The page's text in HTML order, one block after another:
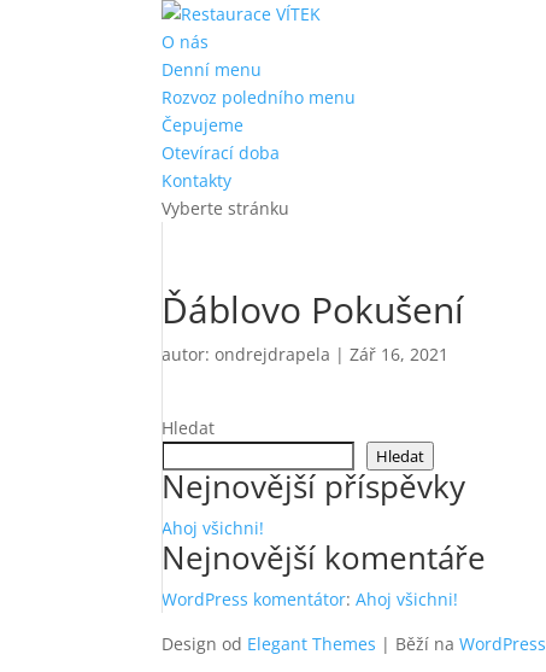
O nás
Denní menu
Rozvoz poledního menu
Čepujeme
Otevírací doba
Kontakty
Vyberte stránku
Ďáblovo Pokušení
autor:ondrejdrapela |Zář 16, 2021
Hledat
Hledat
Nejnovější příspěvky
Ahoj všichni!
Nejnovější komentáře
WordPress komentátor:Ahoj všichni!
Design od Elegant Themes | Běží naWordPress